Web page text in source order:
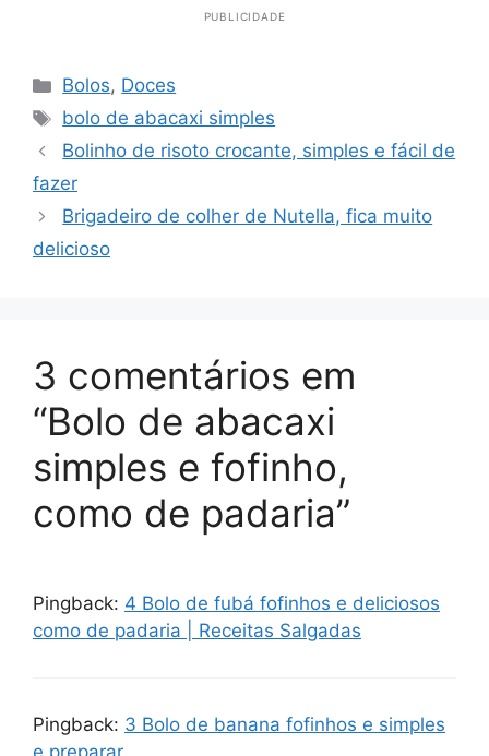
PUBLICIDADE
Categorias
Bolos, Doces
Tags
bolo de abacaxi simples
Bolinho de risoto crocante, simples e fácil de
fazer
Brigadeiro de colher de Nutella, fica muito
delicioso
3 comentários em
“Bolo de abacaxi
simples e fofinho,
como de padaria”
Pingback: 4 Bolo de fubá fofinhos e deliciosos
como de padaria | Receitas Salgadas
Pingback: 3 Bolo de banana fofinhos e simples